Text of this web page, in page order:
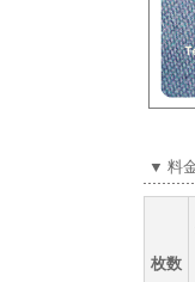
▼ 料
枚数